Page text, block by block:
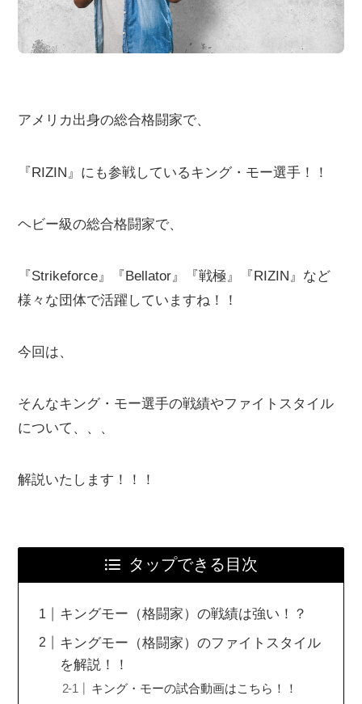
アメリカ出身の総合格闘家で、
『RIZIN』にも参戦しているキング・モー選手！！
ヘビー級の総合格闘家で、
『Strikeforce』『Bellator』『戦極』『RIZIN』など
様々な団体で活躍していますね！！
今回は、
そんなキング・モー選手の戦績やファイトスタイル
について、、、
解説いたします！！！
タップできる目次
キングモー（格闘家）の戦績は強い！？
キングモー（格闘家）のファイトスタイル
を解説！！
キング・モーの試合動画はこちら！！